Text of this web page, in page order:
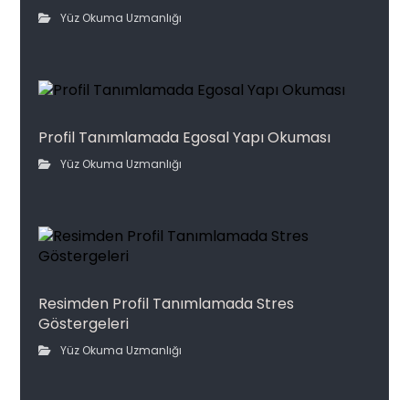
Yüz Okuma Uzmanlığı
Profil Tanımlamada Egosal Yapı Okuması
Yüz Okuma Uzmanlığı
Resimden Profil Tanımlamada Stres
Göstergeleri
Yüz Okuma Uzmanlığı